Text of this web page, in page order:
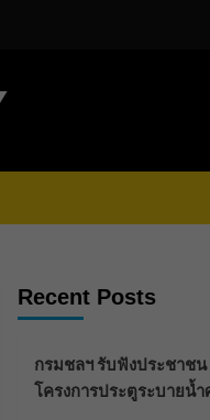
Recent Posts
กรมชลฯ รับฟังประชาช
โครงการประตูระบายน้ำ